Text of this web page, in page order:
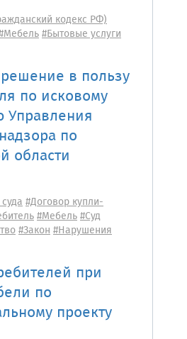
кодекс РФ)
#Бытовые услуги
в пользу
по исковому
Управления
по
области
#Договор купли-
#Мебель#Суд
#Закон#Нарушения
при
по
проекту